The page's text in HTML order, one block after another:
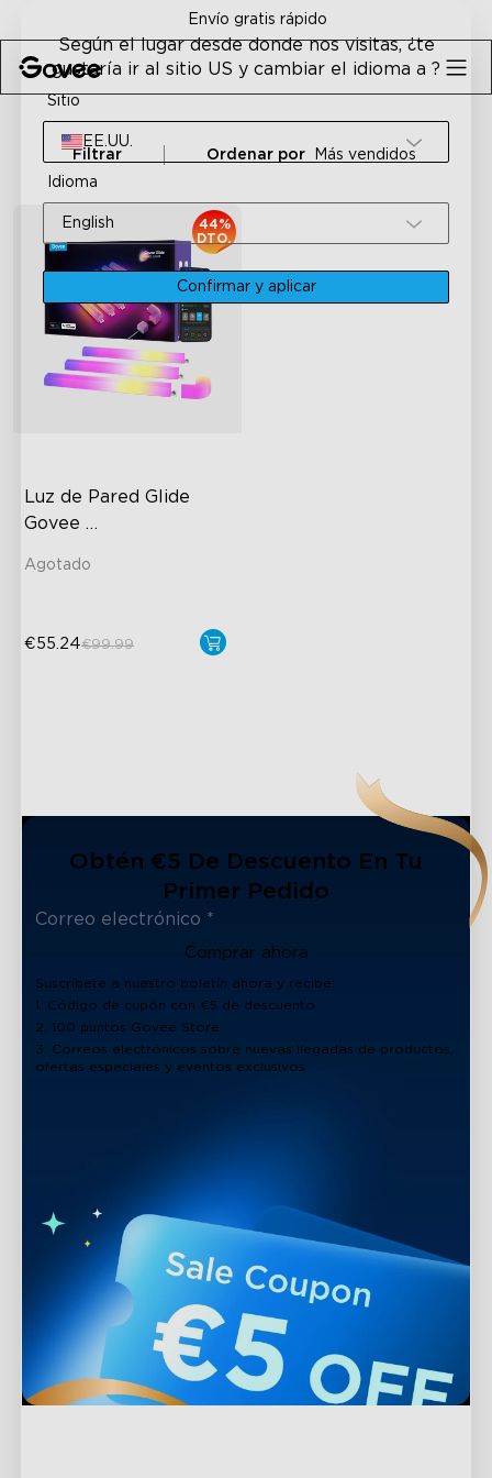
Envío gratis rápido
Filtrar Ordenar por Más vendidos
Luz de Pared Glide
Govee
44%
DTO.
Agotado
€55.24€99.99
Según el lugar desde donde nos visitas, ¿te
gustaría ir al sitio US y cambiar el idioma a ?
Sitio
EE.UU.
Idioma
English
Confirmar y aplicar
Obtén €5 De Descuento En Tu
Primer Pedido
Comprar ahora
Suscríbete a nuestro boletín ahora y recibe:
1. Código de cupón con €5 de descuento
2. 100 puntos Govee Store
3. Correos electrónicos sobre nuevas llegadas de productos,
ofertas especiales y eventos exclusivos